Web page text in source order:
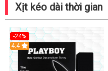
Xịt kéo dài thời gian
-24%
Hot
4.4